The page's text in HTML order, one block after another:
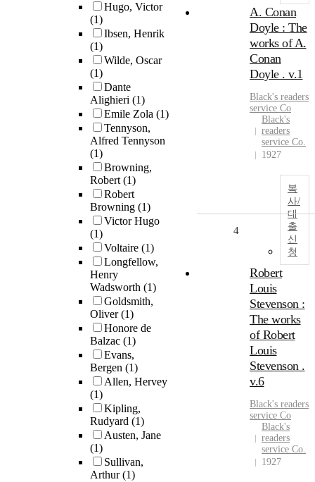
Hugo, Victor
(1)
Ibsen, Henrik
(1)
Wilde, Oscar
(1)
Dante
Alighieri (1)
Emile Zola (1)
Tennyson,
Alfred Tennyson
(1)
Browning,
Robert(1)
Robert
Browning (1)
Victor Hugo
(1)
Voltaire (1)
Longfellow,
Henry
Wadsworth (1)
Goldsmith,
Oliver(1)
Honore de
Balzac (1)
Evans,
Bergen (1)
Allen, Hervey
(1)
Kipling,
Rudyard (1)
Austen, Jane
(1)
Sullivan,
Arthur(1)
A. Conan
Doyle : The
works of A.
Conan
Doyle . v.1
Black's readers
service Co
Black's
readers
service Co.
1927
복
사/
대
출
신
청
4
Robert
Louis
Stevenson :
The works
of Robert
Louis
Stevenson .
v.6
Black's readers
service Co
Black's
readers
service Co.
1927